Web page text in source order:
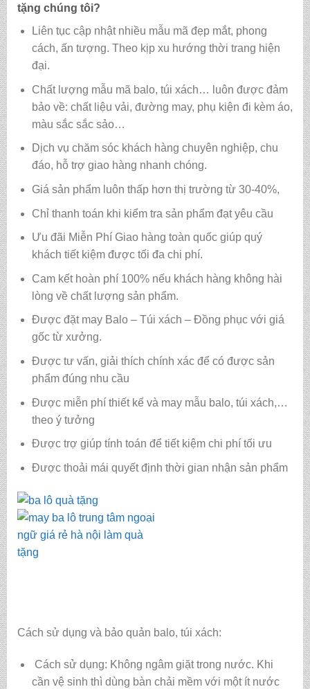
tặng chúng tôi?
Liên tục cập nhật nhiều mẫu mã đẹp mắt, phong
cách, ấn tượng. Theo kịp xu hướng thời trang hiện
đại.
Chất lượng mẫu mã balo, túi xách…
luôn được đảm
bảo về: chất liệu vải, đường may, phụ kiện đi kèm áo,
màu sắc sắc sảo…
Dịch vụ chăm sóc khách hàng chuyên nghiệp, chu
đáo, hỗ trợ giao hàng nhanh chóng.
Giá sản phẩm luôn thấp hơn thị trường từ 30-40%,
Chỉ thanh toán khi kiểm tra sản phẩm đạt yêu cầu
Ưu đãi Miễn Phí Giao hàng toàn quốc giúp quý
khách tiết kiệm được tối đa chi phí.
Cam kết hoàn phí 100% nếu khách hàng không hài
lòng về chất lượng sản phẩm.
Được đặt may Balo – Túi xách – Đồng phục với giá
gốc từ xưởng.
Được tư vấn, giải thích chính xác để có được sản
phẩm đúng nhu cầu
Được miễn phí thiết kế và may mẫu balo, túi xách,…
theo ý tưởng
Được trợ giúp tính toán để tiết kiệm chi phí tối ưu
Được thoải mái quyết định thời gian nhận sản phẩm
Cách sử dụng và bảo quản balo, túi xách:
Cách sử dụng: Không ngâm giặt trong nước. Khi
cần vệ sinh thì dùng bàn chải mềm với một ít nước